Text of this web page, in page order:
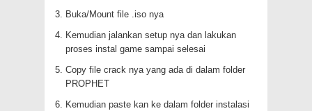
Buka/Mount file .iso nya
Kemudian jalankan setup nya dan lakukan
proses instal game sampai selesai
Copy file crack nya yang ada di dalam folder
PROPHET
Kemudian paste kan ke dalam folder instalasi